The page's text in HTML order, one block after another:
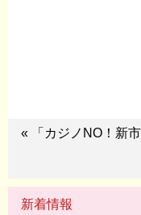
« 「カジノNO！新
新着情報